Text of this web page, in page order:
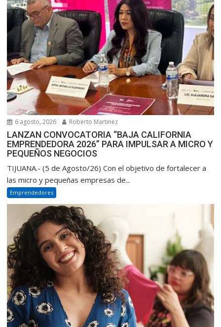
6 agosto, 2026 Roberto Martinez
LANZAN CONVOCATORIA “BAJA CALIFORNIA
EMPRENDEDORA 2026” PARA IMPULSAR A MICRO Y
PEQUEÑOS NEGOCIOS
TIJUANA.- (5 de Agosto/26) Con el objetivo de fortalecer a
las micro y pequeñas empresas de...
Emprendedores